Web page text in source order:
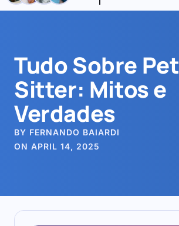
Tudo Sobre Pet
Sitter: Mitos e
Verdades
BY FERNANDO BAIARDI
ON APRIL 14, 2025